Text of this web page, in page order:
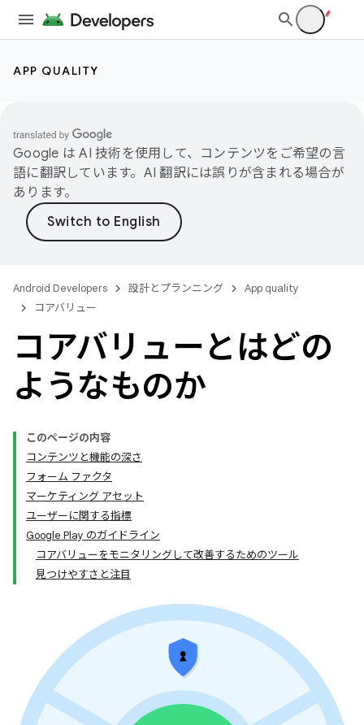
APP QUALITY
Google は AI 技術を使用して、コンテンツをご希望の言
語に翻訳しています。AI 翻訳には誤りが含まれる場合が
あります。
Android Developers 設計とプランニング
App quality
コアバリュー
コアバリューとはどの
ようなものか
このページの内容
コンテンツと機能の深さ
フォーム ファクタ
マーケティング アセット
ユーザーに関する指標
Google Play のガイドライン
コアバリューをモニタリングして改善するためのツール
見つけやすさと注目